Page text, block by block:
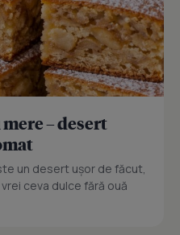
– desert
un desert ușor de făcut,
ceva dulce fără ouă